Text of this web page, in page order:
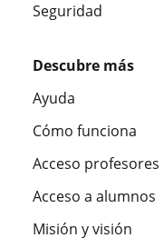
Seguridad
Descubre más
Ayuda
Cómo funciona
Acceso profesores
Acceso a alumnos
Misión y visión